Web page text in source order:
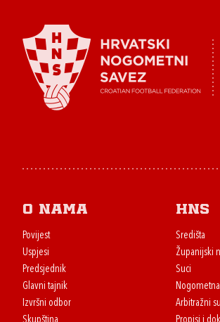
O nama
Povijest
Uspjesi
Predsjednik
Glavni tajnik
Izvršni odbor
Skupština
HNS
Središta
Županijski
Suci
Arbitražni
Propisi i